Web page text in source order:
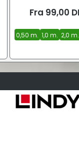
Fra 99,00
0,50 m. 1,0 m. 2,0 m.